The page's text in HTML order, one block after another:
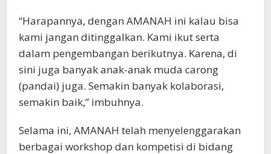
“Harapannya, dengan AMANAH ini kalau bisa
kami jangan ditinggalkan. Kami ikut serta
dalam pengembangan berikutnya. Karena, di
sini juga banyak anak-anak muda carong
(pandai) juga. Semakin banyak kolaborasi,
semakin baik,” imbuhnya.
Selama ini, AMANAH telah menyelenggarakan
berbagai workshop dan kompetisi di bidang